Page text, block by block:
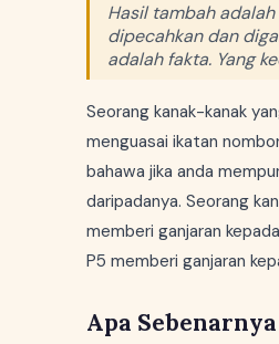
Hasil tambah
dipecahkan dan
adalah fakta. Yang
Seorang kanak-kanak
menguasai ikatan
bahawa jika anda
daripadanya. Seorang
memberi ganjaran
P5 memberi ganjaran
Apa